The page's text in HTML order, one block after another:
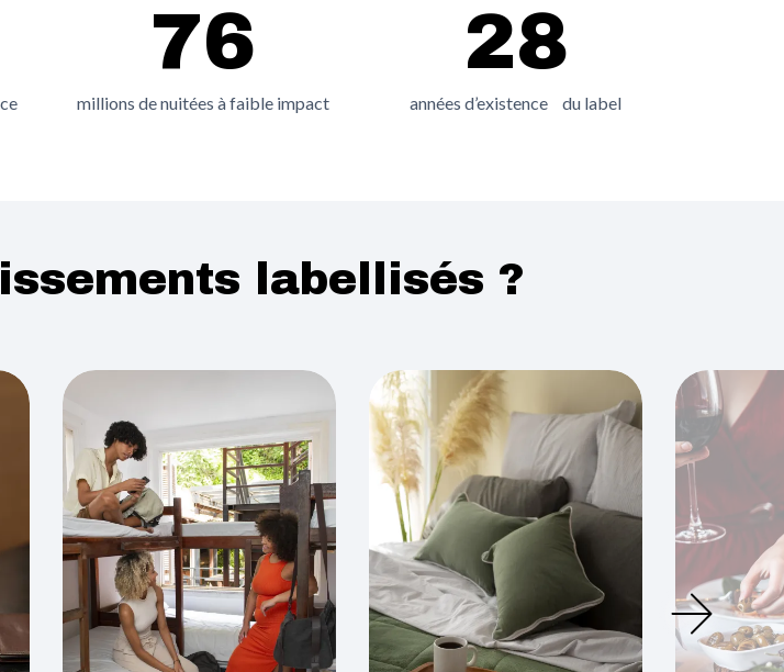
76
millions de nuitées à faible impact
28
années d’existence du label
labellisés ?
Image Image Image